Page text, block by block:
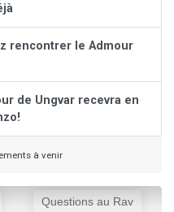
rencontrer le Admour
de Ungvar recevra en
à venir
Questions au Rav